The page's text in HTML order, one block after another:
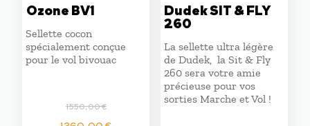
Ozone BV1
Sellette cocon
spécialement conçue
pour le vol bivouac
1550,00€
Dudek SIT & FLY
260
La sellette ultra légère
de Dudek, la Sit & Fly
260 sera votre amie
précieuse pour vos
sorties Marche et Vol !